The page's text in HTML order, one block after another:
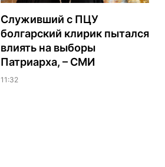
Служивший с ПЦУ
болгарский клирик пытался
влиять на выборы
Патриарха, – СМИ
11:32